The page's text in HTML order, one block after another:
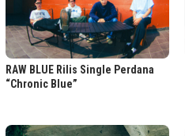
RAW BLUE Rilis Single Perdana
“Chronic Blue”